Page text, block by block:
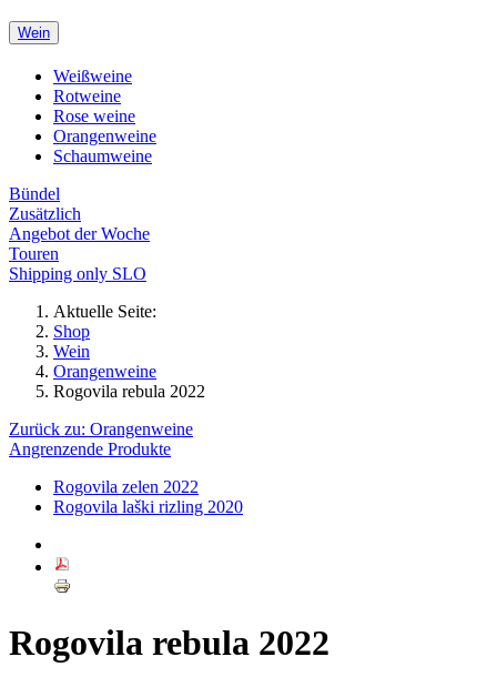
Wein
Weißweine
Rotweine
Rose weine
Orangenweine
Schaumweine
Bündel
Zusätzlich
Angebot der Woche
Touren
Shipping only SLO
Aktuelle Seite:
Shop
Wein
Orangenweine
Rogovila rebula 2022
Zurück zu: Orangenweine
Angrenzende Produkte
Rogovila zelen 2022
Rogovila laški rizling 2020
Rogovila rebula 2022